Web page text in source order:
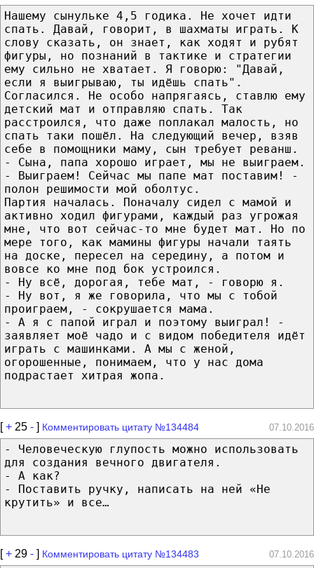
Нашему сынульке 4,5 годика. Не хочет идти
спать. Давай, говорит, в шахматы играть. К
слову сказать, он знает, как ходят и рубят
фигуры, но познаний в тактике и стратегии
ему сильно не хватает. Я говорю: "Давай,
если я выигрываю, ты идёшь спать".
Согласился. Не особо напрягаясь, ставлю ему
детский мат и отправляю спать. Так
расстроился, что даже поплакал малость, но
спать таки пошёл. На следующий вечер, взяв
себе в помощники маму, сын требует реванш.
- Сына, папа хорошо играет, мы не выиграем.
- Выиграем! Сейчас мы папе мат поставим! -
полон решимости мой оболтус.
Партия началась. Поначалу сидел с мамой и
активно ходил фигурами, каждый раз угрожая
мне, что вот сейчас-то мне будет мат. Но по
мере того, как мамины фигуры начали таять
на доске, пересел на середину, а потом и
вовсе ко мне под бок устроился.
- Ну всё, дорогая, тебе мат, - говорю я.
- Ну вот, я же говорила, что мы с тобой
проиграем, - сокрушается мама.
- А я с папой играл и поэтому выиграл! -
заявляет моё чадо и с видом победителя идёт
играть с машинками. А мы с женой,
огорошенные, понимаем, что у нас дома
подрастает хитрая жопа.
[+ 25 - ] Комментировать цитату №134484 07.10.2016
- Человеческую глупость можно использовать
для создания вечного двигателя.
- А как?
- Поставить ручку, написать на ней «Не
крутить» и все…
[+ 29 - ] Комментировать цитату №134483 07.10.2016